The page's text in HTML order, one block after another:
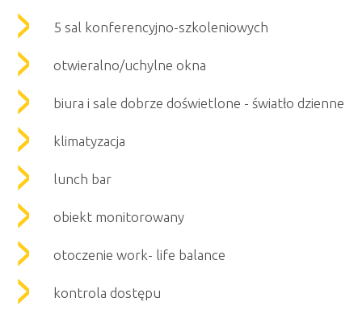
5 sal konferencyjno-szkoleniowych
otwieralno/uchylne okna
biura i sale dobrze doświetlone - światło dzienne
klimatyzacja
lunch bar
obiekt monitorowany
otoczenie work- life balance
kontrola dostępu